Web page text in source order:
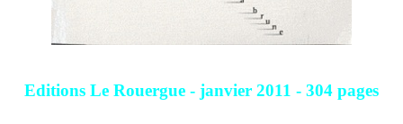
Editions Le Rouergue - janvier 2011 - 304 pages